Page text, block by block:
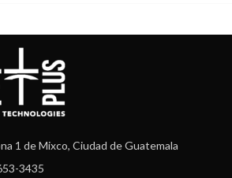
1 de Mixco, Ciudad de Guatemala
3435